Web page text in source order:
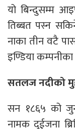
यो बिन्दुसम्म
तिब्बत पस्न
नाका तीन वटै
इण्डिया
सतलज नदीको
सन १८६५ को जुन
नामक दुईजना